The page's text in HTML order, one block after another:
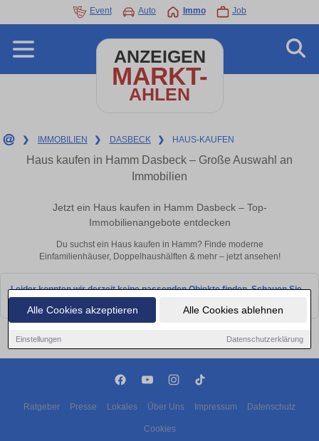
Alle Cookies akzeptieren Alle Cookies ablehnen
Einstellungen Datenschutzerklärung
Event Auto Immo Job
ANZEIGEN
MARKT-
AHLEN
❯ IMMOBILIEN ❯ DASBECK ❯ HAUS-KAUFEN
Haus kaufen in Hamm Dasbeck – Große Auswahl an
Immobilien
Jetzt ein Haus kaufen in Hamm Dasbeck – Top-
Immobilienangebote entdecken
Du suchst ein Haus kaufen in Hamm? Finde moderne
Einfamilienhäuser, Doppelhaushälften & mehr – jetzt ansehen!
Leider konnten wir derzeit keine passenden Objekte finden. Schauen Sie
Ratgeber Presse Lokales Über Uns Impressum Datenschutz
Cookies